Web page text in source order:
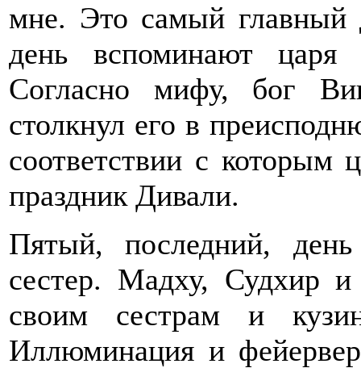
мне. Это самый главный
день вспоминают
Согласно мифу, бог
столкнул его в
соответствии с которым
праздник Дивали.
Пятый, последний,
сестер. Мадху, Судхир
своим сестрам и
Иллюминация и